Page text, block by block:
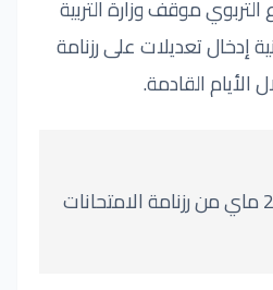
التربوي موقف وزارة التربية
تعديلات على رزنامة
الأيام القادمة.
هل تؤيد إلغاء يوم 25 ماي من رزنامة الامتحانات